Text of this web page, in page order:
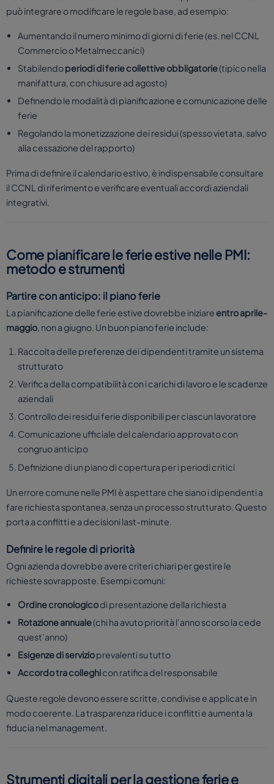
può integrare o modificare le regole base, ad esempio:
Aumentando il numero minimo di giorni di ferie (es. nel CCNL
Commercio o Metalmeccanici)
Stabilendoperiodi di ferie collettive obbligatorie(tipico nella
manifattura, con chiusure ad agosto)
Definendo le modalità di pianificazione e comunicazione delle
ferie
Regolando la monetizzazione dei residui (spesso vietata, salvo
alla cessazione del rapporto)
Prima di definire il calendario estivo, è indispensabile consultare
il CCNL di riferimento e verificare eventuali accordi aziendali
integrativi.
Come pianificare le ferie estive nelle PMI:
metodo e strumenti
Partire con anticipo: il piano ferie
La pianificazione delle ferie estive dovrebbe iniziare entro aprile-
maggio, non a giugno. Un buon piano ferie include:
Raccolta delle preferenze dei dipendenti tramite un sistema
strutturato
Verifica della compatibilità con i carichi di lavoro e le scadenze
aziendali
Controllo dei residui ferie disponibili per ciascun lavoratore
Comunicazione ufficiale del calendario approvato con
congruo anticipo
Definizione di un piano di copertura per i periodi critici
Un errore comune nelle PMI è aspettare che siano i dipendenti a
fare richiesta spontanea, senza un processo strutturato. Questo
porta a conflitti e a decisioni last-minute.
Definire le regole di priorità
Ogni azienda dovrebbe avere criteri chiari per gestire le
richieste sovrapposte. Esempi comuni:
Ordine cronologicodi presentazione della richiesta
Rotazione annuale(chi ha avuto priorità l'anno scorso la cede
quest'anno)
Esigenze di servizioprevalenti su tutto
Accordo tra colleghicon ratifica del responsabile
Queste regole devono essere scritte, condivise e applicate in
modo coerente. La trasparenza riduce i conflitti e aumenta la
fiducia nel management.
Strumenti digitali per la gestione ferie e